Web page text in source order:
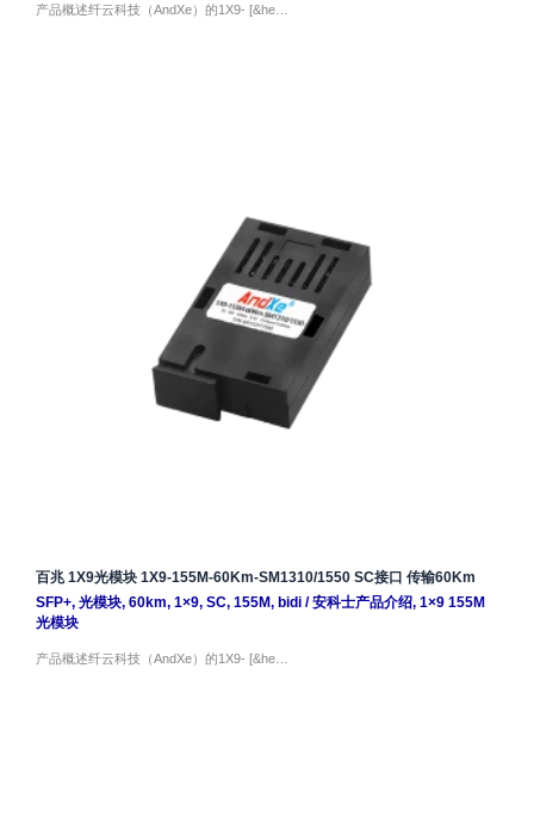
产品概述纤云科技（AndXe）的1X9- [&he…
百兆 1X9光模块 1X9-155M-60Km-SM1310/1550 SC接口 传输60Km
SFP+, 光模块, 60km, 1×9, SC, 155M, bidi/安科士产品介绍, 1×9 155M
光模块
产品概述纤云科技（AndXe）的1X9- [&he…